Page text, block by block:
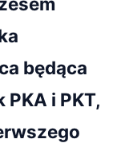
będąca
PKA i PKT,